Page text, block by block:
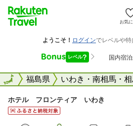
お気
全国福島県 いわき・南相馬・
全国
ホテル フロンティア いわき